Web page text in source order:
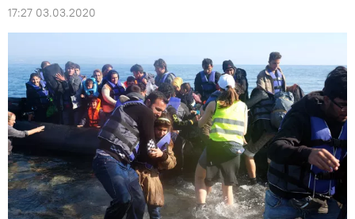
17:27 03.03.2020